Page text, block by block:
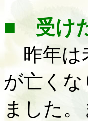
■ 受け
昨年は
が亡く
ました